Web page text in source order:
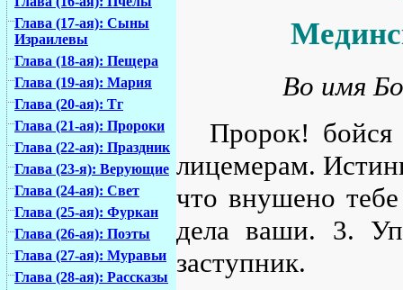
Глава (17-ая): Сыны
Израилевы
Глава (18-ая): Пещера
Глава (19-ая): Мария
Глава (20-ая): Тг
Глава (21-ая): Пророки
Глава (22-ая): Праздник
Глава (23-я): Верующие
Глава (24-ая): Свет
Глава (25-ая): Фуркан
Глава (26-ая): Поэты
Глава (27-ая): Муравьи
Глава (28-ая): Рассказы
Во имя
Пророк!
лицемерам.
что внушено
дела ваши. 3.
заступник.